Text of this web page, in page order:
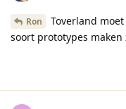
Ron
Toverland
soort prototypes